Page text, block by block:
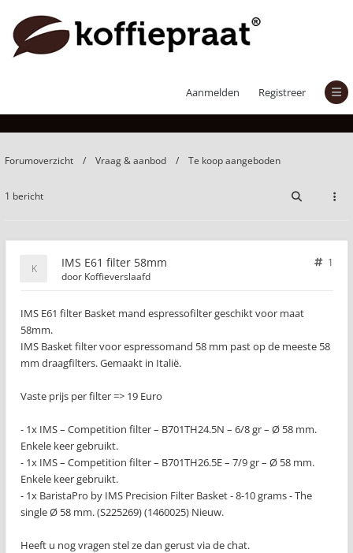
Aanmelden Registreer
Forumoverzicht Vraag & aanbod Te koop aangeboden
1 bericht
IMS E61 filter 58mm
1
door Koffieverslaafd
IMS E61 filter Basket mand espressofilter geschikt voor maat
58mm.
IMS Basket filter voor espressomand 58 mm past op de meeste 58
mm draagfilters. Gemaakt in Italië.
Vaste prijs per filter => 19 Euro
- 1x IMS – Competition filter – B701TH24.5N – 6/8 gr – Ø 58 mm.
Enkele keer gebruikt.
- 1x IMS – Competition filter – B701TH26.5E – 7/9 gr – Ø 58 mm.
Enkele keer gebruikt.
- 1x BaristaPro by IMS Precision Filter Basket - 8-10 grams - The
single Ø 58 mm. (S225269) (1460025) Nieuw.
Heeft u nog vragen stel ze dan gerust via de chat.